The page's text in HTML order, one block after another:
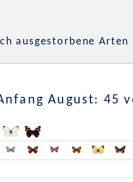
ausgestorbene Arten
August: 45